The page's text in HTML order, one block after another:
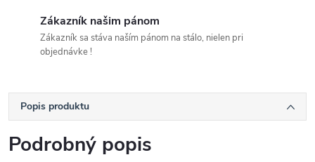
Zákazník našim pánom
Zákazník sa stáva naším pánom na stálo, nielen pri
objednávke !
Popis produktu
Podrobný popis